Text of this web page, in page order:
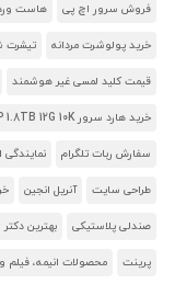
فروش سرور اچ پی هاست
خرید پولوشرت مردانه تیشرت
قیمت کلید لمسی غیر هوشمند
خرید هارد سرور HP 1.8TB 12G 10K
سفارش ربات تلگرام نمایندگی
طراحی سایت آنریل انجین
صندلی پلاستیکی بهترین دکتر
پرینت محصولات انیمه، فیلم